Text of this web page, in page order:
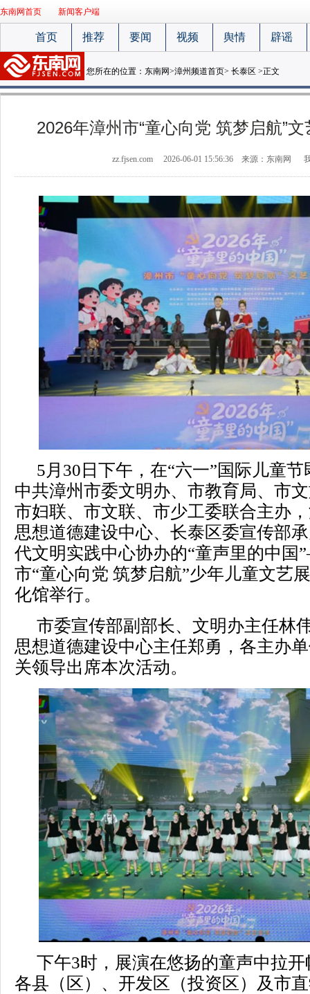
东南网首页 新闻客户端
首页 推荐 要闻 视频 舆情 辟谣
您所在的位置： 东南网>漳州频道首页> 长泰区 >正文
2026年漳州市“童心向党 筑梦启航”
zz.fjsen.com 2026-06-01 15:56:36 来源：东南网
5月30日下午，在“六一”国际儿童
中共漳州市委文明办、市教育局、市
市妇联、市文联、市少工委联合主办
思想道德建设中心、长泰区委宣传部
代文明实践中心协办的“童声里的中
市“童心向党 筑梦启航”少年儿童文艺
化馆举行。
市委宣传部副部长、文明办主任林
思想道德建设中心主任郑勇，各主办
关领导出席本次活动。
下午3时，展演在悠扬的童声中拉
各县（区）、开发区（投资区）及市